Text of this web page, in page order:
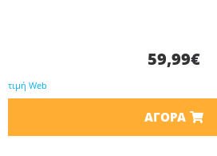
59,99€
τιμή Web
ΑΓΟΡΆ